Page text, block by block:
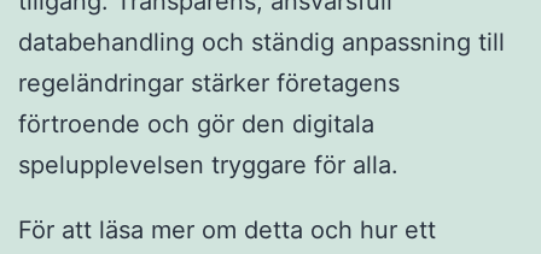
databehandling och ständig anpassning till
regeländringar stärker företagens
förtroende och gör den digitala
spelupplevelsen tryggare för alla.
För att läsa mer om detta och hur ett